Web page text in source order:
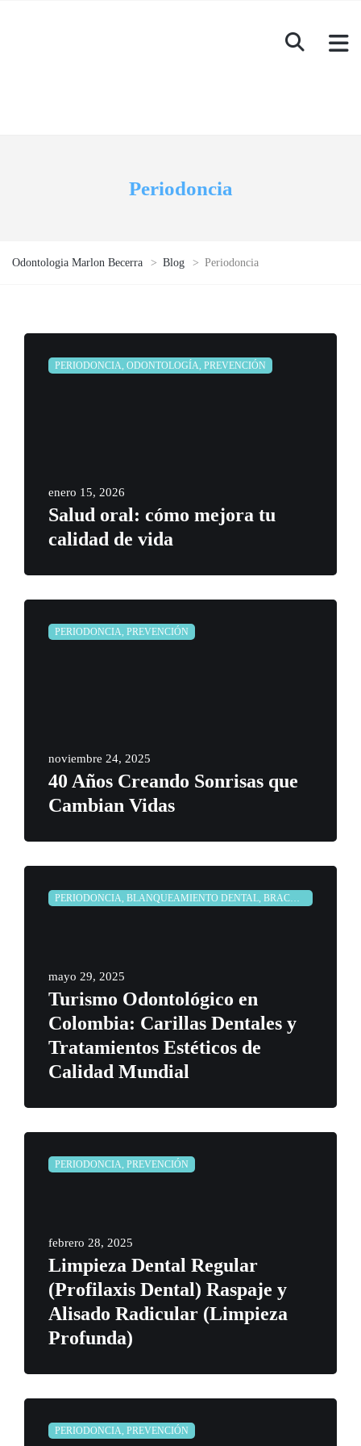
Periodoncia
Odontologia Marlon Becerra > Blog > Periodoncia
PERIODONCIA, ODONTOLOGÍA, PREVENCIÓN
enero 15, 2026
Salud oral: cómo mejora tu
calidad de vida
PERIODONCIA, PREVENCIÓN
noviembre 24, 2025
40 Años Creando Sonrisas que
Cambian Vidas
PERIODONCIA, BLANQUEAMIENTO DENTAL, BRACKETS, CARILLAS DENTALES, CORONAS DENTALES, DISEÑO DE SONRISA, ENDODONCIAS, IMPLANTES DENTALES, ODONTOLOGÍA, ORTODONCIA, PREVENCIÓN, PRÓTESIS DENTALES, PUENTES DENTALES, REHABILITACIÓN ORAL
mayo 29, 2025
Turismo Odontológico en
Colombia: Carillas Dentales y
Tratamientos Estéticos de
Calidad Mundial
PERIODONCIA, PREVENCIÓN
febrero 28, 2025
Limpieza Dental Regular
(Profilaxis Dental) Raspaje y
Alisado Radicular (Limpieza
Profunda)
PERIODONCIA, PREVENCIÓN